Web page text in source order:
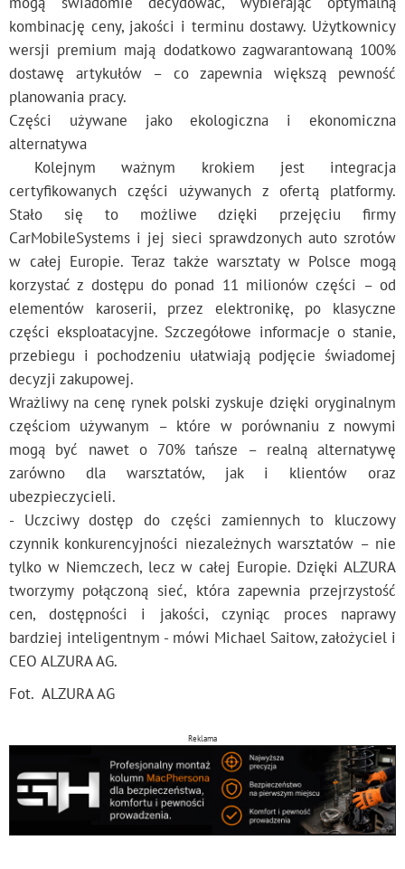
kombinację ceny, jakości i terminu dostawy. Użytkownicy
wersji premium mają dodatkowo zagwarantowaną 100%
dostawę artykułów – co zapewnia większą pewność
planowania pracy.
Części używane jako ekologiczna i ekonomiczna
alternatywa
Kolejnym ważnym krokiem jest integracja
certyfikowanych części używanych z ofertą platformy.
Stało się to możliwe dzięki przejęciu firmy
CarMobileSystems i jej sieci sprawdzonych auto szrotów
w całej Europie. Teraz także warsztaty w Polsce mogą
korzystać z dostępu do ponad 11 milionów części – od
elementów karoserii, przez elektronikę, po klasyczne
części eksploatacyjne. Szczegółowe informacje o stanie,
przebiegu i pochodzeniu ułatwiają podjęcie świadomej
decyzji zakupowej.
Wrażliwy na cenę rynek polski zyskuje dzięki oryginalnym
częściom używanym – które w porównaniu z nowymi
mogą być nawet o 70% tańsze – realną alternatywę
zarówno dla warsztatów, jak i klientów oraz
ubezpieczycieli.
- Uczciwy dostęp do części zamiennych to kluczowy
czynnik konkurencyjności niezależnych warsztatów – nie
tylko w Niemczech, lecz w całej Europie. Dzięki ALZURA
tworzymy połączoną sieć, która zapewnia przejrzystość
cen, dostępności i jakości, czyniąc proces naprawy
bardziej inteligentnym - mówi Michael Saitow, założyciel i
CEO ALZURA AG.
Fot. ALZURA AG
Reklama